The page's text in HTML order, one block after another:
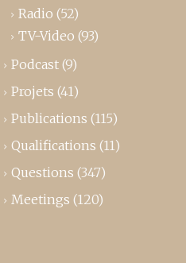
Radio (52)
TV-Video (93)
Podcast (9)
Projets (41)
Publications (115)
Qualifications (11)
Questions (347)
Meetings (120)